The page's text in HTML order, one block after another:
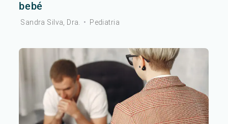
bebé
Sandra Silva, Dra. • Pediatria